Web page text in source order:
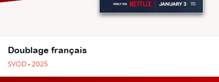
Doublage français
SVOD • 2025